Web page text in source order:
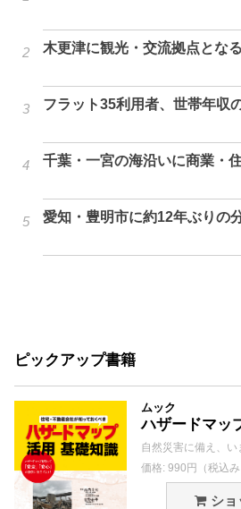
木更津に観光・交流拠点とな
フラット35利用者、世帯年収
千葉・一宮の海沿いに商業・
愛知・豊明市に約12年ぶりの
ピックアップ書籍
ムック
ハザードマッ
自然災害に備え、い
価格: 990円（税込み
ショ